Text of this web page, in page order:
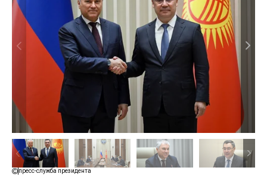
пресс-служба президента